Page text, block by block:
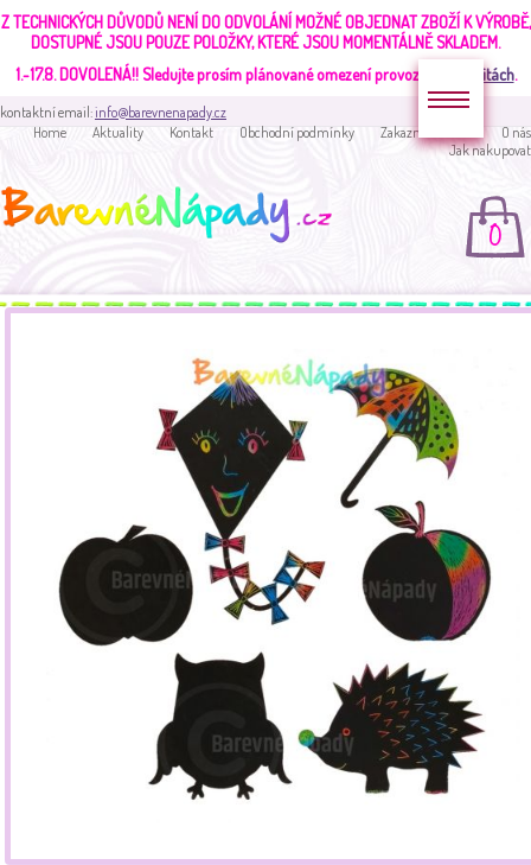
Z TECHNICKÝCH DŮVODŮ NENÍ DO ODVOLÁNÍ MOŽNÉ OBJEDNAT ZBOŽÍ K VÝROBĚ,
DOSTUPNÉ JSOU POUZE POLOŽKY, KTERÉ JSOU MOMENTÁLNĚ SKLADEM.
1.-17.8. DOVOLENÁ!!Sledujte prosím plánované omezení provozu v aktualitách.
kontaktní email:info@barevnenapady.cz
Home
Aktuality Kontakt Obchodní podmínky Zakaznická sekce
O nás
Jak nakupovat
0